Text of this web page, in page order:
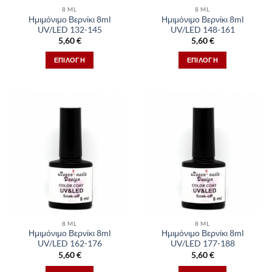
σελίδα
του
προϊόντος
σελίδα
του
προϊόντος
8 ML
Ημιμόνιμο Βερνίκι 8ml
UV/LED 132-145
5,60€
ΕΠΙΛΟΓΉ
πολλαπλές
παραλλαγές.
επιλογές
μπορούν
να
επιλεγούν
σελίδα
του
προϊόντος
8 ML
Ημιμόνιμο Βερνίκι 8ml
UV/LED 148-161
5,60€
ΕΠΙΛΟΓΉ
πολλαπλές
παραλλαγές.
επιλογές
μπορούν
να
επιλεγούν
σελίδα
του
προϊόντος
8 ML
Ημιμόνιμο Βερνίκι 8ml
UV/LED 162-176
5,60€
8 ML
Ημιμόνιμο Βερνίκι 8ml
UV/LED 177-188
5,60€